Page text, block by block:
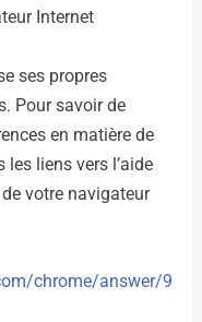
Internet
ses propres
Pour savoir de
en matière de
liens vers l’aide
votre navigateur
chrome/answer/9